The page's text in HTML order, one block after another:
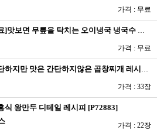
가격 : 무료
보면 무릎을 탁치는 오이냉국 냉국수 김치말이 국수에도 …
가격 : 무료
하지만 맛은 간단하지않은 곱창찌개 레시피 [P72908]
가격 : 33장
식 왕만두 디테일 레시피 [P72883]
가격 : 22장